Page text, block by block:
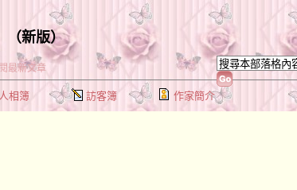
新版）
相簿 訪客簿 作家簡介
最新文章